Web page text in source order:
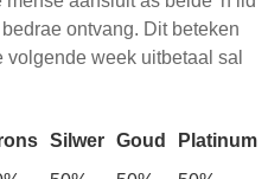
ontvang. Dit beteken
week uitbetaal sal
Silwer Goud
Platinum